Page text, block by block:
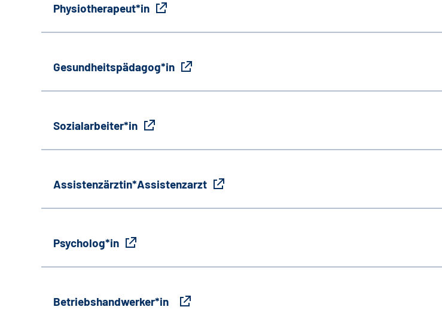
Physiotherapeut*in
Gesundheitspädagog*in
Sozialarbeiter*in
Assistenzärztin*Assistenzarzt
Psycholog*in
Betriebshandwerker*in